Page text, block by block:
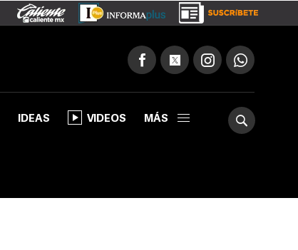
IDEAS VIDEOS MÁS